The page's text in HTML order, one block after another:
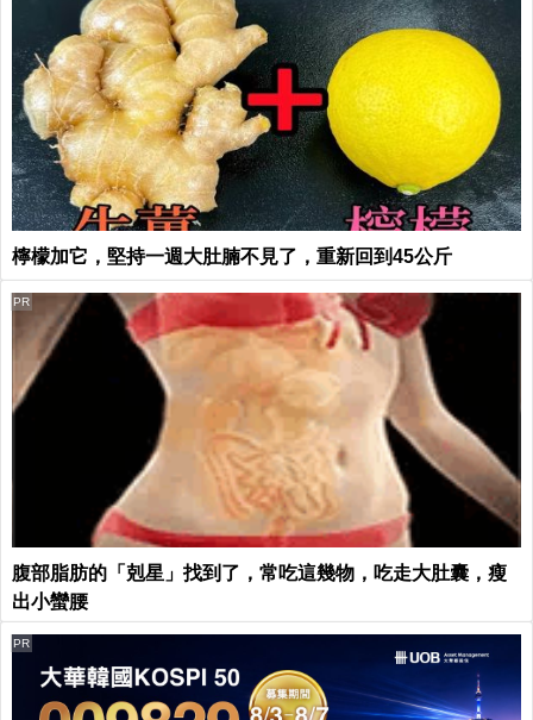
檸檬加它，堅持一週大肚腩不見了，重新回到45公斤
腹部脂肪的「剋星」找到了，常吃這幾物，吃走大肚囊，瘦
出小蠻腰
PR
PR